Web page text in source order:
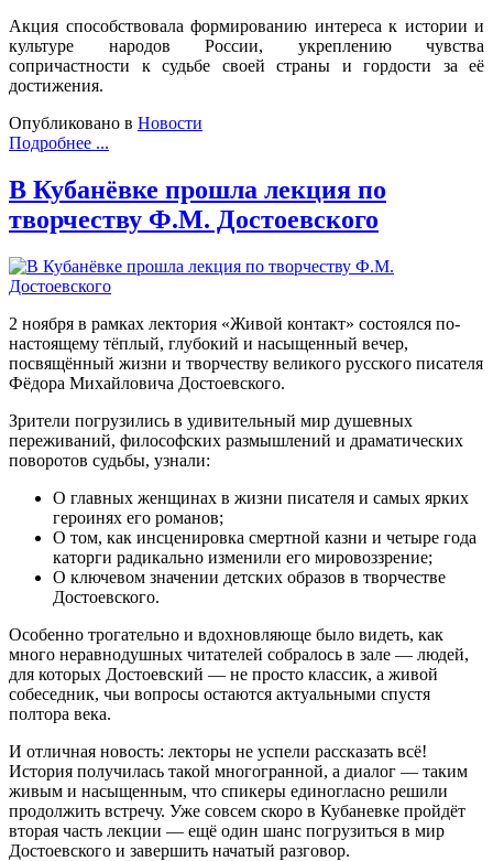
Акция способствовала формированию интереса к истории и
культуре народов России, укреплению чувства
сопричастности к судьбе своей страны и гордости за её
достижения.
Опубликовано в Новости
Подробнее ...
В Кубанёвке прошла лекция по
творчеству Ф.М. Достоевского
2 ноября в рамках лектория «Живой контакт» состоялся по-
настоящему тёплый, глубокий и насыщенный вечер,
посвящённый жизни и творчеству великого русского писателя
Фёдора Михайловича Достоевского.
Зрители погрузились в удивительный мир душевных
переживаний, философских размышлений и драматических
поворотов судьбы, узнали:
О главных женщинах в жизни писателя и самых ярких
героинях его романов;
О том, как инсценировка смертной казни и четыре года
каторги радикально изменили его мировоззрение;
О ключевом значении детских образов в творчестве
Достоевского.
Особенно трогательно и вдохновляюще было видеть, как
много неравнодушных читателей собралось в зале — людей,
для которых Достоевский — не просто классик, а живой
собеседник, чьи вопросы остаются актуальными спустя
полтора века.
И отличная новость: лекторы не успели рассказать всё!
История получилась такой многогранной, а диалог — таким
живым и насыщенным, что спикеры единогласно решили
продолжить встречу. Уже совсем скоро в Кубаневке пройдёт
вторая часть лекции — ещё один шанс погрузиться в мир
Достоевского и завершить начатый разговор.